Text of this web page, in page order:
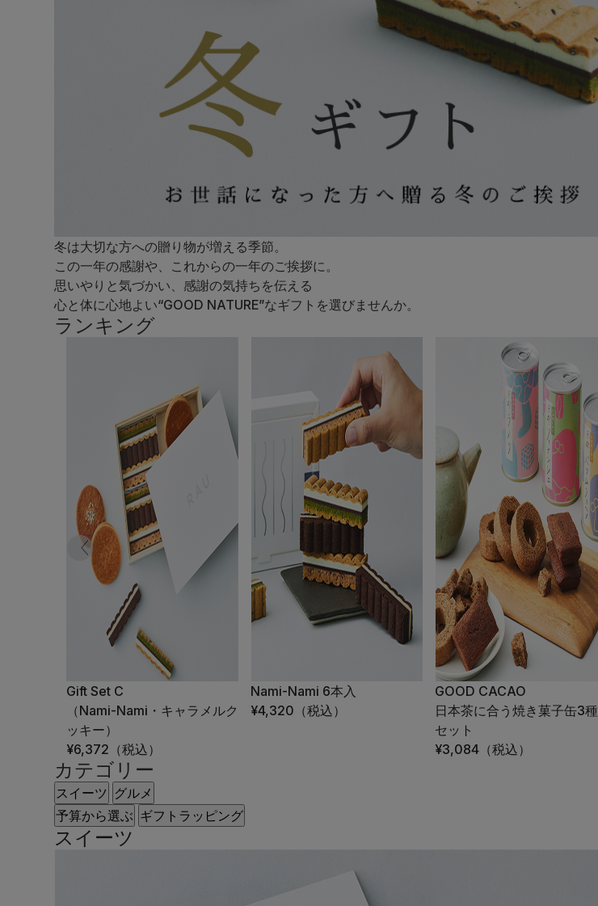
冬は大切な方への贈り物が増える季節。
この一年の感謝や、これからの一年のご挨拶に。
思いやりと気づかい、感謝の気持ちを伝える
心と体に心地よい“GOOD NATURE”なギフトを選びませんか。
ランキング
Gift Set C
（Nami-Nami・キャラメルク
ッキー）
¥6,372 （税込）
Nami-Nami 6本入
¥4,320 （税込）
GOOD CACAO
日本茶に合う焼き菓子缶3種
セット
¥3,084 （税込）
カテゴリー
スイーツ グルメ
予算から選ぶ ギフトラッピング
スイーツ